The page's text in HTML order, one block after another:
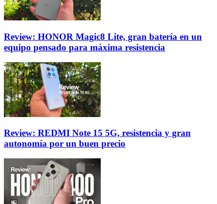
Review: HONOR Magic8 Lite, gran batería en un
equipo pensado para máxima resistencia
Review: REDMI Note 15 5G, resistencia y gran
autonomía por un buen precio